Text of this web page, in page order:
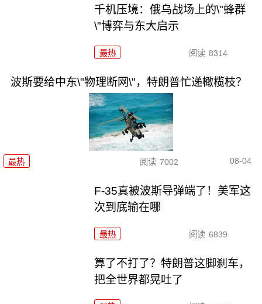
千机压境：俄乌战场上的\"蜂群
\"博弈与东大启示
最热 阅读 8314
波斯要给中东\"物理断网\"，特朗普忙递橄榄枝？
最热 阅读 7002 08-04
F-35真被波斯导弹端了！美军这
次到底输在哪
最热 阅读 6839
算了不打了？特朗普这脚刹车，
把全世界都晃吐了